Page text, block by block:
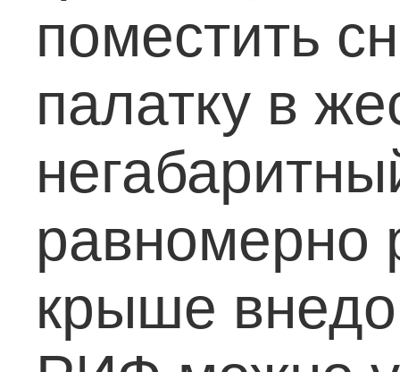
поместить
палатку в
равномерно
крыше